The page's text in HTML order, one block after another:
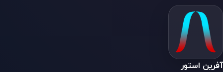
آفرین استور